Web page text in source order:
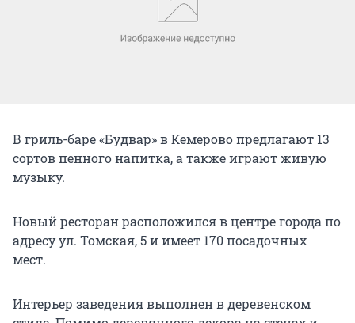
В гриль-баре «Будвар» в Кемерово предлагают 13
сортов пенного напитка, а также играют живую
музыку.
Новый ресторан расположился в центре города по
адресу ул. Томская, 5 и имеет 170 посадочных
мест.
Интерьер заведения выполнен в деревенском